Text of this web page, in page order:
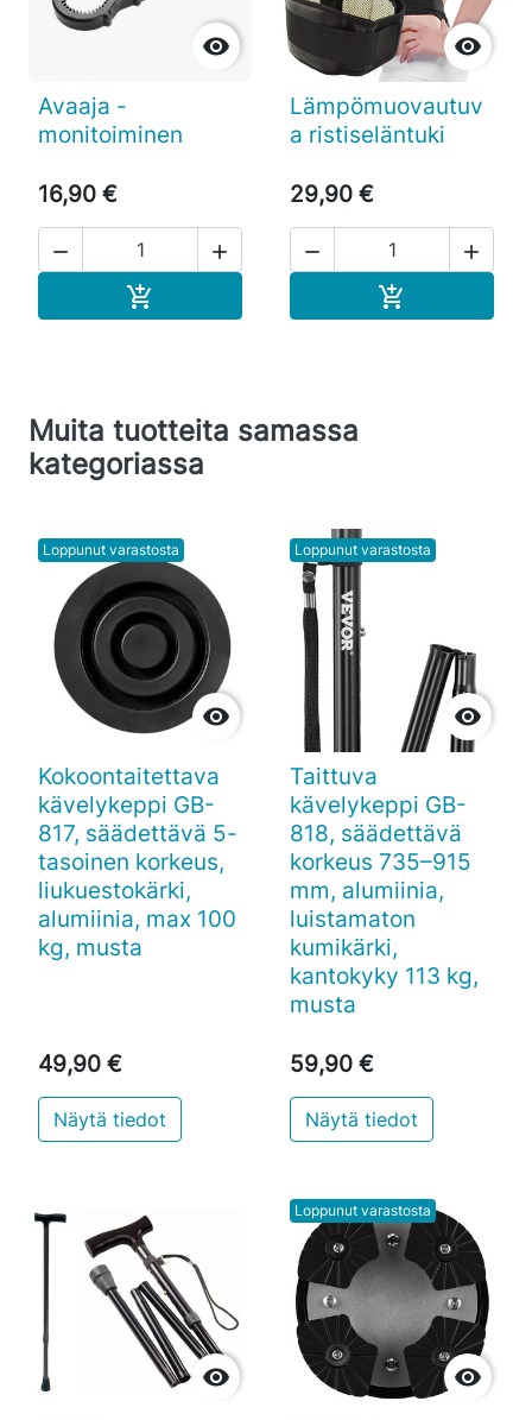

Avaaja -
monitoiminen
16,90 €
 


Lämpömuovautuv
a ristiseläntuki
29,90 €
 

Muita tuotteita samassa
kategoriassa
Loppunut varastosta

Kokoontaitettava
kävelykeppi GB-
817, säädettävä 5-
tasoinen korkeus,
liukuestokärki,
alumiinia, max 100
kg, musta
49,90 €
Näytä tiedot
Loppunut varastosta

Taittuva
kävelykeppi GB-
818, säädettävä
korkeus 735–915
mm, alumiinia,
luistamaton
kumikärki,
kantokyky 113 kg,
musta
59,90 €
Näytä tiedot

Loppunut varastosta
